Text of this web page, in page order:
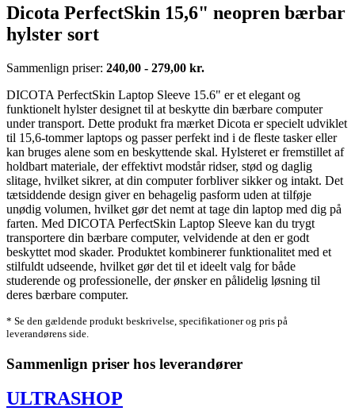
Dicota PerfectSkin 15,6" neopren bærbar
hylster sort
Sammenlign priser: 240,00 - 279,00 kr.
DICOTA PerfectSkin Laptop Sleeve 15.6" er et elegant og
funktionelt hylster designet til at beskytte din bærbare computer
under transport. Dette produkt fra mærket Dicota er specielt udviklet
til 15,6-tommer laptops og passer perfekt ind i de fleste tasker eller
kan bruges alene som en beskyttende skal. Hylsteret er fremstillet af
holdbart materiale, der effektivt modstår ridser, stød og daglig
slitage, hvilket sikrer, at din computer forbliver sikker og intakt. Det
tætsiddende design giver en behagelig pasform uden at tilføje
unødig volumen, hvilket gør det nemt at tage din laptop med dig på
farten. Med DICOTA PerfectSkin Laptop Sleeve kan du trygt
transportere din bærbare computer, velvidende at den er godt
beskyttet mod skader. Produktet kombinerer funktionalitet med et
stilfuldt udseende, hvilket gør det til et ideelt valg for både
studerende og professionelle, der ønsker en pålidelig løsning til
deres bærbare computer.
* Se den gældende produkt beskrivelse, specifikationer og pris på
leverandørens side.
Sammenlign priser hos leverandører
ULTRASHOP